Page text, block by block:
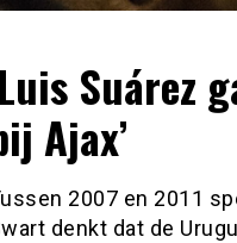
Suárez
Ajax’
2007 en 2011
denkt dat de